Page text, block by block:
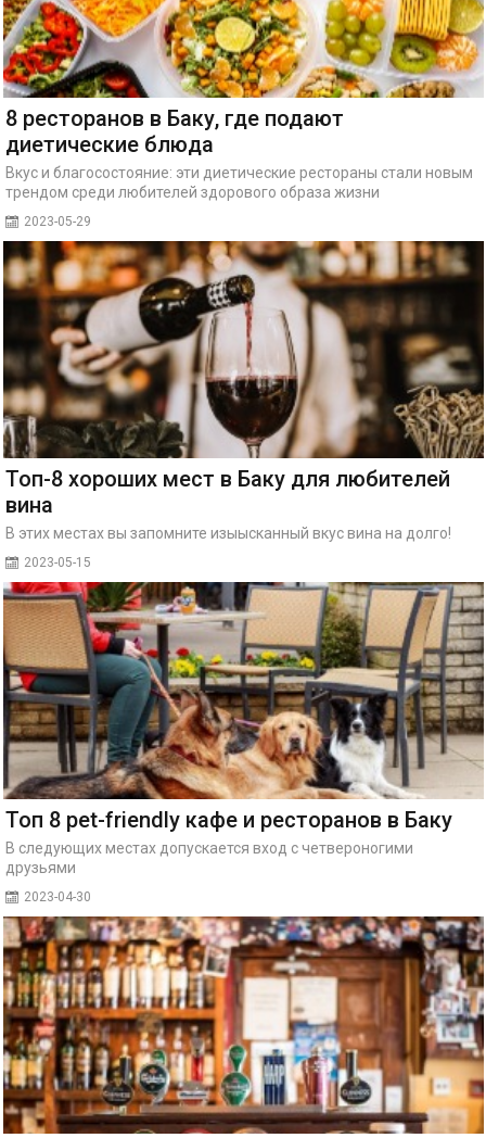
8 ресторанов в Баку, где подают
диетические блюда
Вкус и благосостояние: эти диетические рестораны стали новым
трендом среди любителей здорового образа жизни
2023-05-29
Топ-8 хороших мест в Баку для любителей
вина
В этих местах вы запомните изыысканный вкус вина на долго!
2023-05-15
Топ 8 pet-friendly кафе и ресторанов в Баку
В следующих местах допускается вход с четвероногими
друзьями
2023-04-30